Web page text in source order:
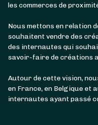
les commerces de
Nous mettons en relation
souhaitent vendre des
des internautes qui
savoir-faire de créations
Autour de cette vision,
en France, en Belgique et
internautes ayant passé